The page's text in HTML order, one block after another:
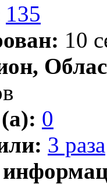
135
10
0
3 раза